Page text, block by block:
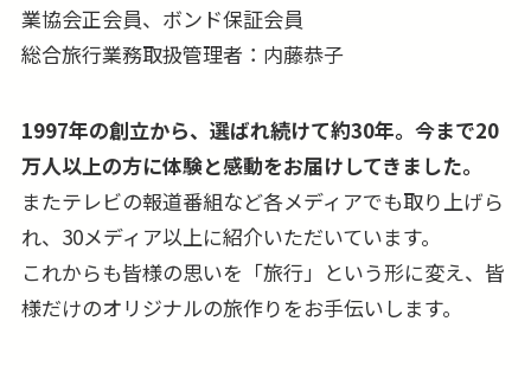
業協会正会員、ボンド保証会員
総合旅行業務取扱管理者：内藤恭子
1997年の創立から、選ばれ続けて約30年。今まで20
万人以上の方に体験と感動をお届けしてきました。
またテレビの報道番組など各メディアでも取り上げら
れ、30メディア以上に紹介いただいています。
これからも皆様の思いを「旅行」という形に変え、皆
様だけのオリジナルの旅作りをお手伝いします。